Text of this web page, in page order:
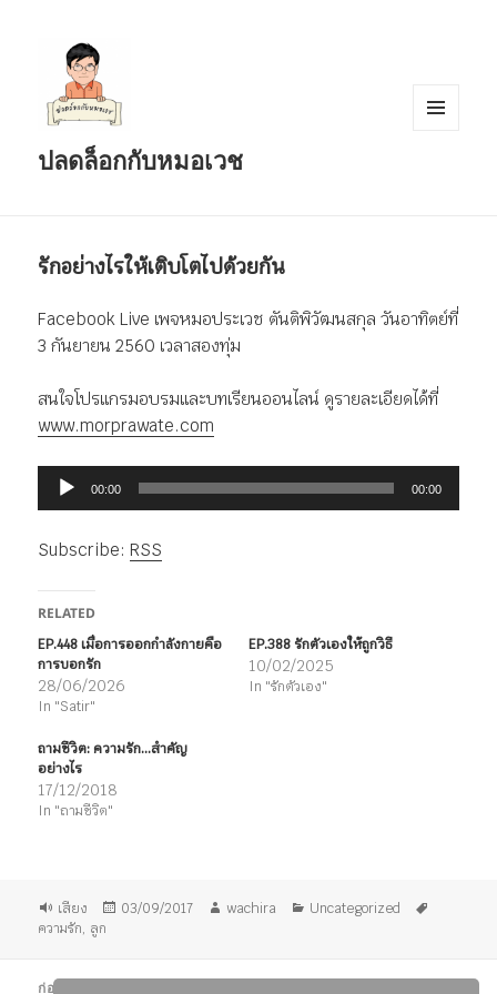
ปลดล็อกกับหมอเวช
รักอย่างไรให้เติบโตไปด้วยกัน
Facebook Live เพจหมอประเวช ตันติพิวัฒนสกุล วันอาทิตย์ที่
3 กันยายน 2560 เวลาสองทุ่ม
สนใจโปรแกรมอบรมและบทเรียนออนไลน์ ดูรายละเอียดได้ที่
www.morprawate.com
เสียง
00:00 00:00
Subscribe: RSS
RELATED
EP.448 เมื่อการออกกำลังกายคือ
การบอกรัก
28/06/2026
In "Satir"
EP.388 รักตัวเองให้ถูกวิธี
10/02/2025
In "รักตัวเอง"
ถามชีวิต: ความรัก…สำคัญ
อย่างไร
17/12/2018
In "ถามชีวิต"
รูป
แบบ
เสียง
เขียน
03/09/2017
ผู้
wachira
หมวด
Uncategorized
ความรัก, ลูก
ก่อนหน้า